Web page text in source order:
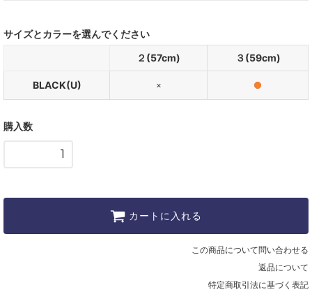
サイズとカラーを選んでください
２(57cm)
３(59cm)
BLACK(U) ×
購入数
カートに入れる
この商品について問い合わせる
返品について
特定商取引法に基づく表記